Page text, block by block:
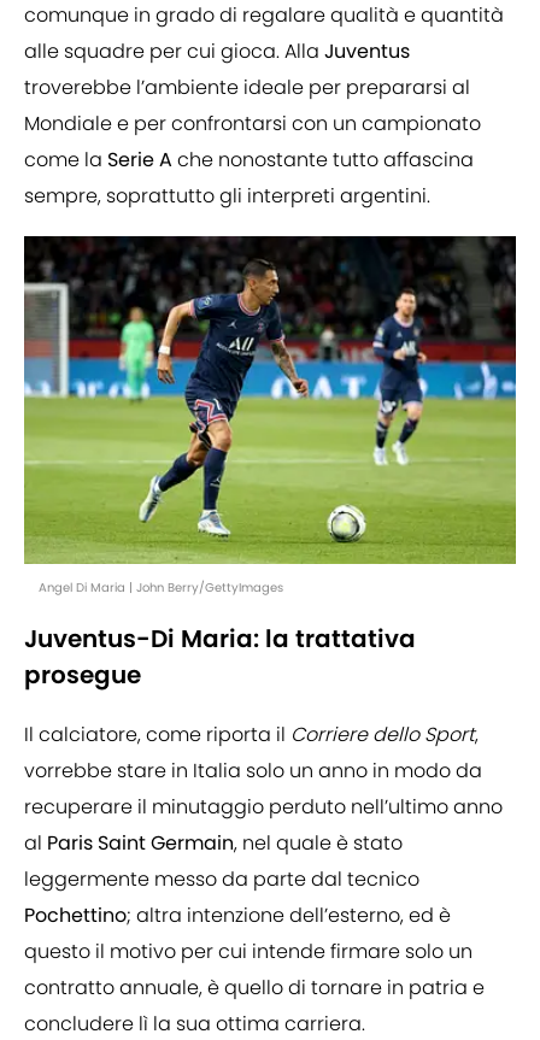
comunque in grado di regalare qualità e quantità
alle squadre per cui gioca. Alla Juventus
troverebbe l’ambiente ideale per prepararsi al
Mondiale e per confrontarsi con un campionato
come la Serie A che nonostante tutto affascina
sempre, soprattutto gli interpreti argentini.
Angel Di Maria | John Berry/GettyImages
Juventus-Di Maria: la trattativa
prosegue
Il calciatore, come riporta il Corriere dello Sport,
vorrebbe stare in Italia solo un anno in modo da
recuperare il minutaggio perduto nell’ultimo anno
al Paris Saint Germain, nel quale è stato
leggermente messo da parte dal tecnico
Pochettino; altra intenzione dell’esterno, ed è
questo il motivo per cui intende firmare solo un
contratto annuale, è quello di tornare in patria e
concludere lì la sua ottima carriera.